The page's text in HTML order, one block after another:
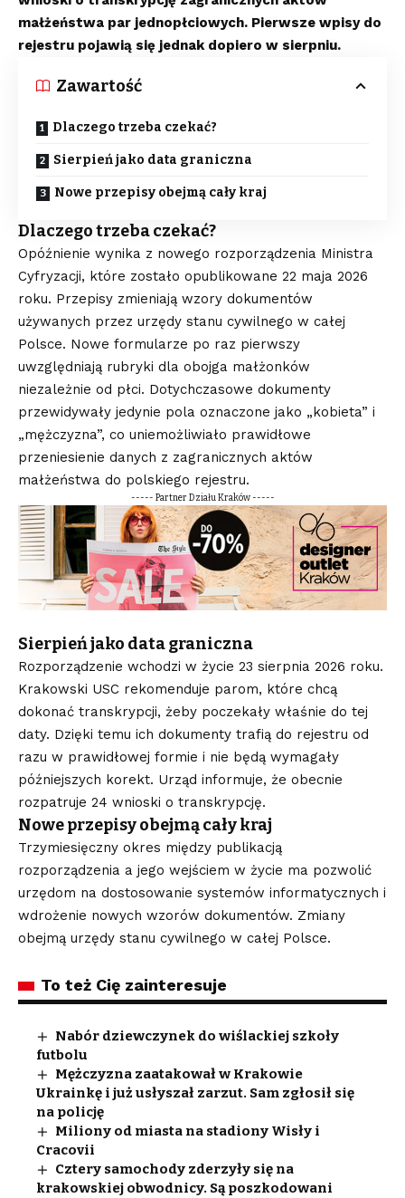
małżeństwa par jednopłciowych. Pierwsze wpisy do
rejestru pojawią się jednak dopiero w sierpniu.
Zawartość
Dlaczego trzeba czekać?
Sierpień jako data graniczna
Nowe przepisy obejmą cały kraj
Dlaczego trzeba czekać?
Opóźnienie wynika z nowego rozporządzenia Ministra
Cyfryzacji, które zostało opublikowane 22 maja 2026
roku. Przepisy zmieniają wzory dokumentów
używanych przez urzędy stanu cywilnego w całej
Polsce. Nowe formularze po raz pierwszy
uwzględniają rubryki dla obojga małżonków
niezależnie od płci. Dotychczasowe dokumenty
przewidywały jedynie pola oznaczone jako „kobieta” i
„mężczyzna”, co uniemożliwiało prawidłowe
przeniesienie danych z zagranicznych aktów
małżeństwa do polskiego rejestru.
----- Partner Działu Kraków -----
Sierpień jako data graniczna
Rozporządzenie wchodzi w życie 23 sierpnia 2026 roku.
Krakowski USC rekomenduje parom, które chcą
dokonać transkrypcji, żeby poczekały właśnie do tej
daty. Dzięki temu ich dokumenty trafią do rejestru od
razu w prawidłowej formie i nie będą wymagały
późniejszych korekt. Urząd informuje, że obecnie
rozpatruje 24 wnioski o transkrypcję.
Nowe przepisy obejmą cały kraj
Trzymiesięczny okres między publikacją
rozporządzenia a jego wejściem w życie ma pozwolić
urzędom na dostosowanie systemów informatycznych i
wdrożenie nowych wzorów dokumentów. Zmiany
obejmą urzędy stanu cywilnego w całej Polsce.
To też Cię zainteresuje
Nabór dziewczynek do wiślackiej szkoły
futbolu
Mężczyzna zaatakował w Krakowie
Ukrainkę i już usłyszał zarzut. Sam zgłosił się
na policję
Miliony od miasta na stadiony Wisły i
Cracovii
Cztery samochody zderzyły się na
krakowskiej obwodnicy. Są poszkodowani